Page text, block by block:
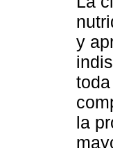
y
la